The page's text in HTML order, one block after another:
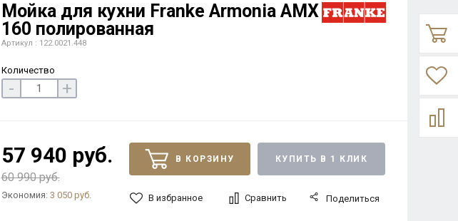
Мойка для кухни Franke Armonia AMX
160 полированная
Артикул : 122.0021.448
Количество
- +
57 940 руб.
60 990 руб.
Экономия: 3 050 руб.
В КОРЗИНУ КУПИТЬ В 1 КЛИК
В избранное Сравнить Поделиться